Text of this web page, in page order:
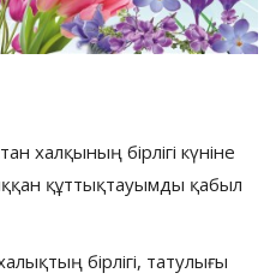
халқының бірлігі күніне
құттықтауымды қабыл
бірлігі, татулығы